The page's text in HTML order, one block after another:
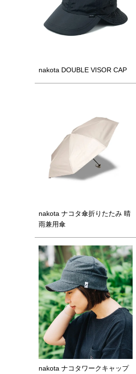
nakota DOUBLE VISOR CAP
nakota ナコタ傘折りたたみ 晴
雨兼用傘
nakota ナコタワークキャップ